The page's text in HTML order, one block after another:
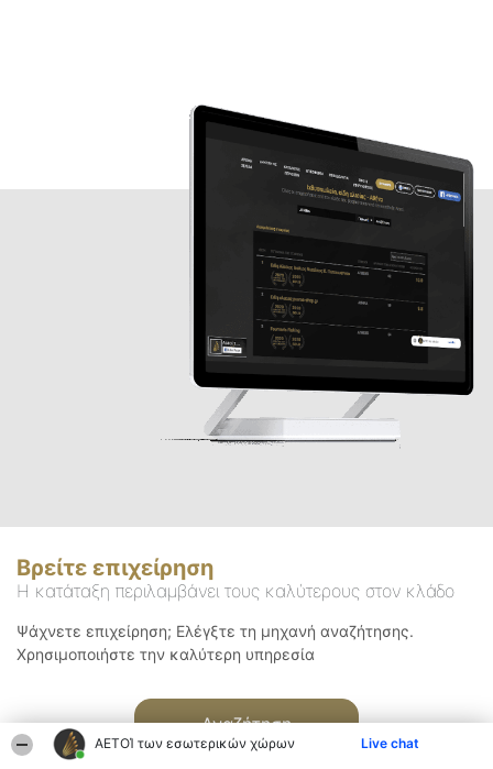
ΑΕΤΟΊ των εσωτερικών χώρων Live chat
Βρείτε επιχείρηση
Η κατάταξη περιλαμβάνει τους καλύτερους στον κλάδο
Ψάχνετε επιχείρηση; Ελέγξτε τη μηχανή αναζήτησης.
Χρησιμοποιήστε την καλύτερη υπηρεσία
Αναζήτηση